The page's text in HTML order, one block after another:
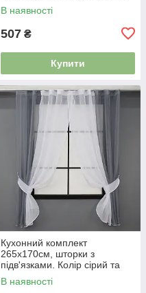
В наявності
507 ₴
Купити
Кухонний комплект
265х170см, шторки з
підв'язками. Колір сірий та
білий. № 017к 50-005
4121356
В наявності